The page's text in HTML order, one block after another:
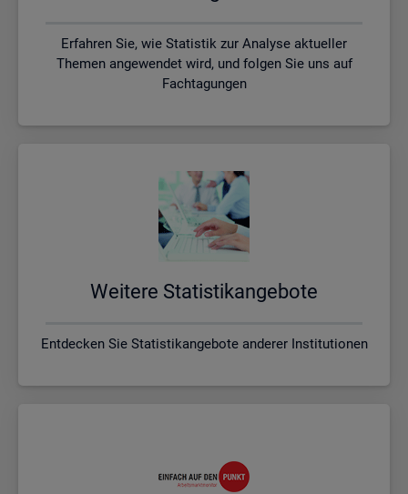
Erfahren Sie, wie Statistik zur Analyse aktueller
Themen angewendet wird, und folgen Sie uns auf
Fachtagungen
Wei­te­re Sta­tis­tik­an­ge­bo­te
Entdecken Sie Statistikangebote anderer Institutionen